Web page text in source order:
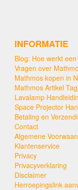
INFORMATIE
Blog: Hoe werkt
Vragen over
Mathmos kopen in
Mathmos Artikel
Lavalamp
Space Projector
Betaling en
Contact
Algemene
Klantenservice
Privacy
Privacyverklaring
Disclaimer
Herroepingslink